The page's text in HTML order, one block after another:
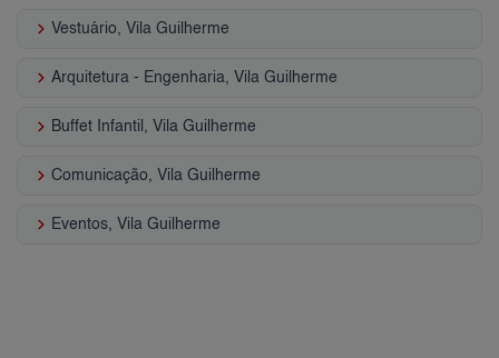
keyboard_arrow_right Vestuário, Vila Guilherme
keyboard_arrow_right Arquitetura - Engenharia, Vila Guilherme
keyboard_arrow_right Buffet Infantil, Vila Guilherme
keyboard_arrow_right Comunicação, Vila Guilherme
keyboard_arrow_right Eventos, Vila Guilherme